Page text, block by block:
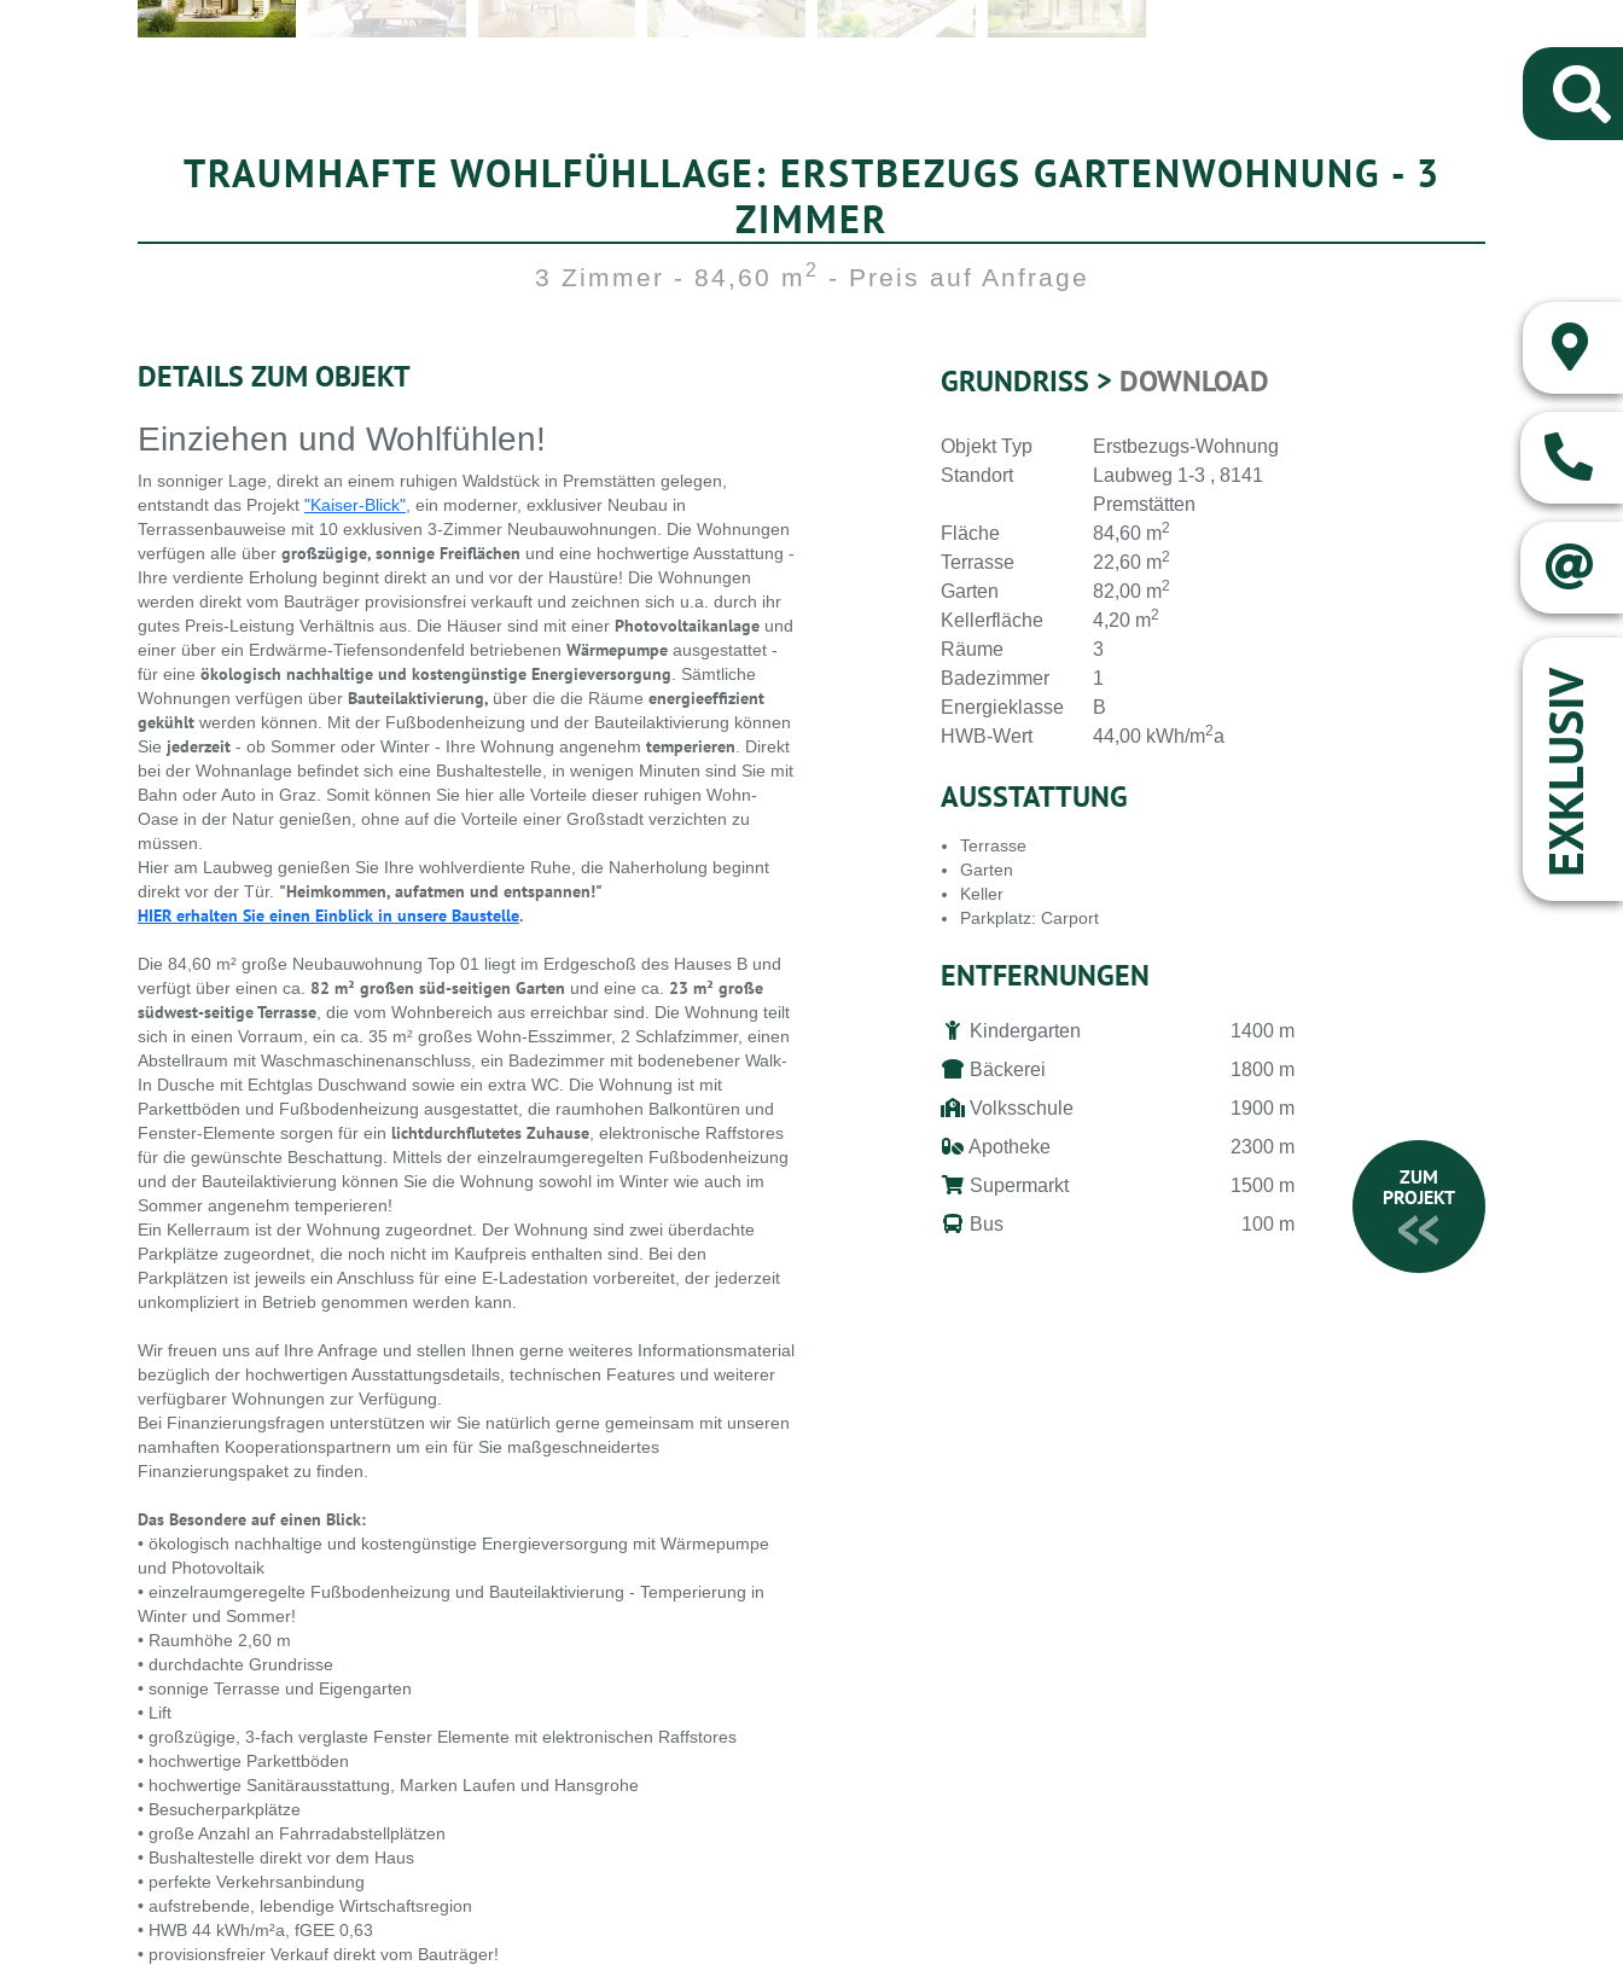
TRAUMHAFTE WOHLFÜHLLAGE: ERSTBEZUGS GARTENWOHNUNG - 3
ZIMMER
3 Zimmer - 84,60 m 2 - Preis auf Anfrage
DETAILS ZUM OBJEKT
Einziehen und Wohlfühlen!
In sonniger Lage, direkt an einem ruhigen Waldstück in Premstätten gelegen,
entstandt das Projekt "Kaiser-Blick" , ein moderner, exklusiver Neubau in
Terrassenbauweise mit 10 exklusiven 3-Zimmer Neubauwohnungen. Die Wohnungen
verfügen alle über großzügige, sonnige Freiflächen und eine hochwertige Ausstattung -
Ihre verdiente Erholung beginnt direkt an und vor der Haustüre! Die Wohnungen
werden direkt vom Bauträger provisionsfrei verkauft und zeichnen sich u.a. durch ihr
gutes Preis-Leistung Verhältnis aus. Die Häuser sind mit einer Photovoltaikanlage und
einer über ein Erdwärme-Tiefensondenfeld betriebenen Wärmepumpe ausgestattet -
für eine ökologisch nachhaltige und kostengünstige Energieversorgung . Sämtliche
Wohnungen verfügen über Bauteilaktivierung, über die die Räume energieeffizient
gekühlt werden können. Mit der Fußbodenheizung und der Bauteilaktivierung können
Sie jederzeit - ob Sommer oder Winter - Ihre Wohnung angenehm temperieren . Direkt
bei der Wohnanlage befindet sich eine Bushaltestelle, in wenigen Minuten sind Sie mit
Bahn oder Auto in Graz. Somit können Sie hier alle Vorteile dieser ruhigen Wohn-
Oase in der Natur genießen, ohne auf die Vorteile einer Großstadt verzichten zu
müssen.
Hier am Laubweg genießen Sie Ihre wohlverdiente Ruhe, die Naherholung beginnt
direkt vor der Tür. "Heimkommen, aufatmen und entspannen!"
HIER erhalten Sie einen Einblick in unsere Baustelle.
Die 84,60 m² große Neubauwohnung Top 01 liegt im Erdgeschoß des Hauses B und
verfügt über einen ca. 82 m² großen süd-seitigen Garten und eine ca. 23 m² große
südwest-seitige Terrasse , die vom Wohnbereich aus erreichbar sind. Die Wohnung teilt
sich in einen Vorraum, ein ca. 35 m² großes Wohn-Esszimmer, 2 Schlafzimmer, einen
Abstellraum mit Waschmaschinenanschluss, ein Badezimmer mit bodenebener Walk-
In Dusche mit Echtglas Duschwand sowie ein extra WC. Die Wohnung ist mit
Parkettböden und Fußbodenheizung ausgestattet, die raumhohen Balkontüren und
Fenster-Elemente sorgen für ein lichtdurchflutetes Zuhause , elektronische Raffstores
für die gewünschte Beschattung. Mittels der einzelraumgeregelten Fußbodenheizung
und der Bauteilaktivierung können Sie die Wohnung sowohl im Winter wie auch im
Sommer angenehm temperieren!
Ein Kellerraum ist der Wohnung zugeordnet. Der Wohnung sind zwei überdachte
Parkplätze zugeordnet, die noch nicht im Kaufpreis enthalten sind. Bei den
Parkplätzen ist jeweils ein Anschluss für eine E-Ladestation vorbereitet, der jederzeit
unkompliziert in Betrieb genommen werden kann.
Wir freuen uns auf Ihre Anfrage und stellen Ihnen gerne weiteres Informationsmaterial
bezüglich der hochwertigen Ausstattungsdetails, technischen Features und weiterer
verfügbarer Wohnungen zur Verfügung.
Bei Finanzierungsfragen unterstützen wir Sie natürlich gerne gemeinsam mit unseren
namhaften Kooperationspartnern um ein für Sie maßgeschneidertes
Finanzierungspaket zu finden.
Das Besondere auf einen Blick:
• ökologisch nachhaltige und kostengünstige Energieversorgung mit Wärmepumpe
und Photovoltaik
• einzelraumgeregelte Fußbodenheizung und Bauteilaktivierung - Temperierung in
Winter und Sommer!
• Raumhöhe 2,60 m
• durchdachte Grundrisse
• sonnige Terrasse und Eigengarten
• Lift
• großzügige, 3-fach verglaste Fenster Elemente mit elektronischen Raffstores
• hochwertige Parkettböden
• hochwertige Sanitärausstattung, Marken Laufen und Hansgrohe
• Besucherparkplätze
• große Anzahl an Fahrradabstellplätzen
• Bushaltestelle direkt vor dem Haus
• perfekte Verkehrsanbindung
• aufstrebende, lebendige Wirtschaftsregion
• HWB 44 kWh/m²a, fGEE 0,63
• provisionsfreier Verkauf direkt vom Bauträger!
GRUNDRISS > DOWNLOAD
Objekt Typ
Erstbezugs-Wohnung
Standort
Laubweg 1-3 , 8141
Premstätten
Fläche
84,60 m2
Terrasse 22,60 m2
Garten 82,00 m2
Kellerfläche 4,20 m2
Räume
3
Badezimmer
1
Energieklasse
B
HWB-Wert
44,00 kWh/m2a
AUSSTATTUNG
Terrasse
Garten
Keller
Parkplatz: Carport
ENTFERNUNGEN
Kindergarten
1400 m
Bäckerei
1800 m
Volksschule
1900 m
Apotheke
2300 m
Supermarkt
1500 m
Bus
100 m
ZUM
PROJEKT
EXKLUSIV